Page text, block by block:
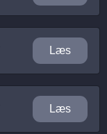
Læs
Læs